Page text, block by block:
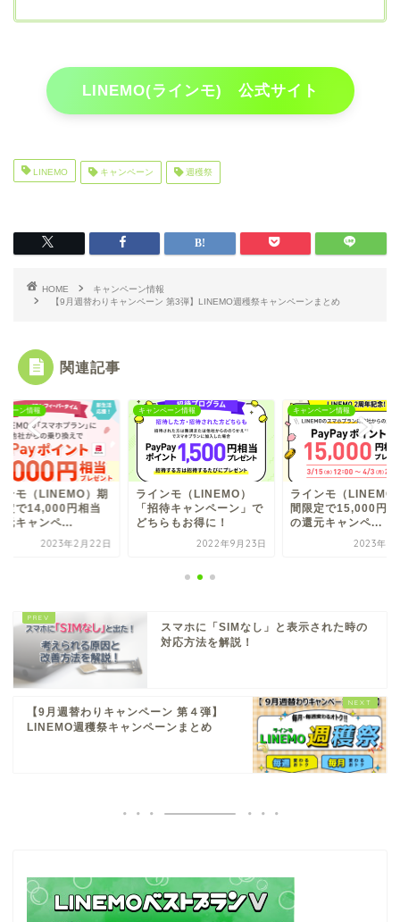
LINEMO(ラインモ) 公式サイト
LINEMO キャンペーン 週穫祭
HOME
キャンペーン情報
【9月週替わりキャンペーン 第3弾】LINEMO週穫祭キャンペーンまとめ
関連記事
ペーン情報
ンモ（LINEMO）期
定で14,000円相当
元キャンペ...
2023年2月22日
キャンペーン情報
ラインモ（LINEMO）
「招待キャンペーン」で
どちらもお得に！
2022年9月23日
キャンペーン情報
ラインモ（LINEMO
間限定で15,000円
の還元キャンペ...
2023年3
スマホに「SIMなし」と表示された時の
対応方法を解説！
【9月週替わりキャンペーン 第４弾】
LINEMO週穫祭キャンペーンまとめ